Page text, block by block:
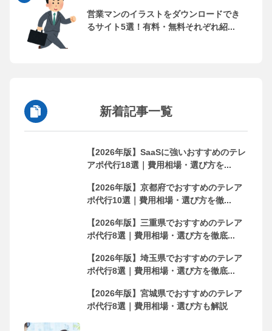
営業マンのイラストをダウンロードでき
るサイト5選！有料・無料それぞれ紹...
新着記事一覧
【2026年版】SaaSに強いおすすめのテレ
アポ代行18選｜費用相場・選び方を...
【2026年版】京都府でおすすめのテレア
ポ代行10選｜費用相場・選び方を徹...
【2026年版】三重県でおすすめのテレア
ポ代行8選｜費用相場・選び方を徹底...
【2026年版】埼玉県でおすすめのテレア
ポ代行8選｜費用相場・選び方を徹底...
【2026年版】宮城県でおすすめのテレア
ポ代行8選｜費用相場・選び方も解説